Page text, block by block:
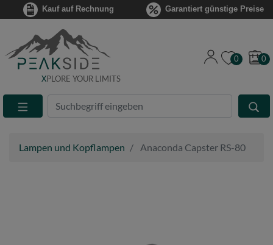
Kauf auf Rechnung Garantiert günstige Preise
XPLORE YOUR LIMITS
Suche
Eingabefeld
0 0
Lampen und Kopflampen Anaconda Capster RS-80